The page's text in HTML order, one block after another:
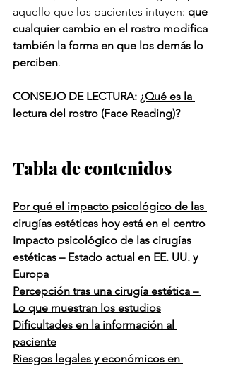
aquello que los pacientes intuyen: que
cualquier cambio en el rostro modifica
también la forma en que los demás lo
perciben.
CONSEJO DE LECTURA: ¿Qué es la
lectura del rostro (Face Reading)?
Tabla de contenidos
Por qué el impacto psicológico de las
cirugías estéticas hoy está en el centro
Impacto psicológico de las cirugías
estéticas – Estado actual en EE. UU. y
Europa
Percepción tras una cirugía estética –
Lo que muestran los estudios
Dificultades en la información al
paciente
Riesgos legales y económicos en